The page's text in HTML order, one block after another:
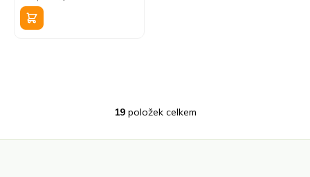
cena:
O
l
19položek celkem